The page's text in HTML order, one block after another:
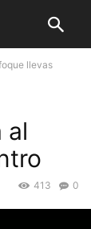
llevas
al
0
413